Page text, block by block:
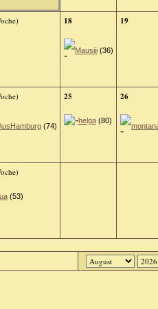
18
Mausiii(36)
19
(74)
25
helga(80)
26
(53)